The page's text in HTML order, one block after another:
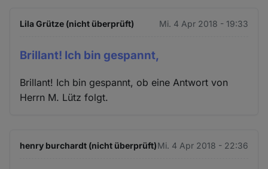
Lila Grütze (nicht überprüft) Mi. 4 Apr 2018 - 19:33
Brillant! Ich bin gespannt,
Brillant! Ich bin gespannt, ob eine Antwort von
Herrn M. Lütz folgt.
henry burchardt (nicht überprüft)Mi. 4 Apr 2018 - 22:36